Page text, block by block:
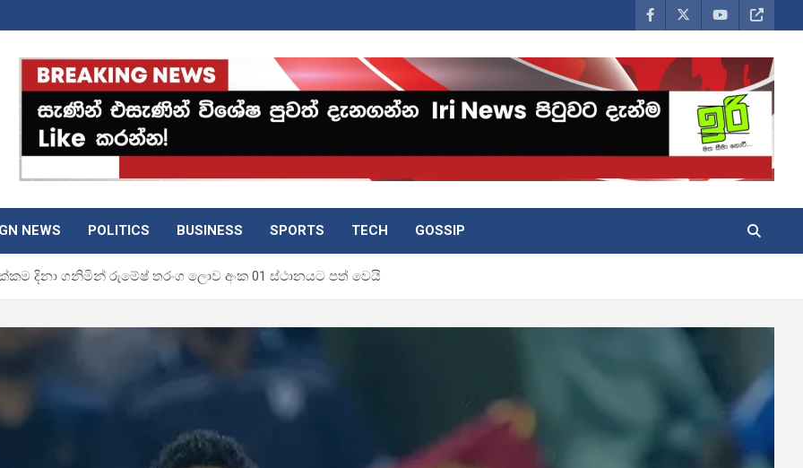
NEWS POLITICS BUSINESS SPORTS TECH GOSSIP
දිනා ගනිමින් රුමේෂ් තරංග ලොව අංක 01 ස්ථානයට පත් වෙයි